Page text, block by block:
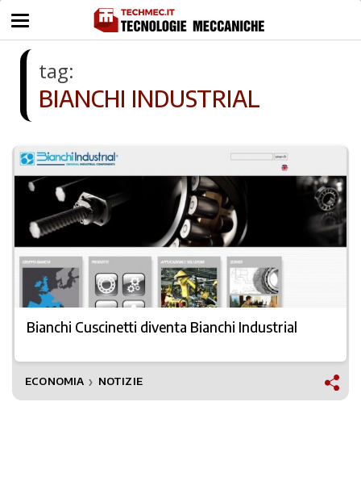
tag:
BIANCHI INDUSTRIAL
Bianchi Cuscinetti diventa Bianchi Industrial
ECONOMIA ❯ NOTIZIE